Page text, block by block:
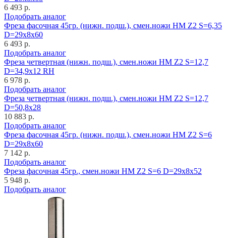
6 493 р.
Подобрать аналог
Фреза фасочная 45гр. (нижн. подш.), смен.ножи HM Z2 S=6,35
D=29x8x60
6 493 р.
Подобрать аналог
Фреза четвертная (нижн. подш.), смен.ножи HM Z2 S=12,7
D=34,9x12 RH
6 978 р.
Подобрать аналог
Фреза четвертная (нижн. подш.), смен.ножи HM Z2 S=12,7
D=50,8x28
10 883 р.
Подобрать аналог
Фреза фасочная 45гр. (нижн. подш.), смен.ножи HM Z2 S=6
D=29x8x60
7 142 р.
Подобрать аналог
Фреза фасочная 45гр., смен.ножи HM Z2 S=6 D=29x8x52
5 948 р.
Подобрать аналог